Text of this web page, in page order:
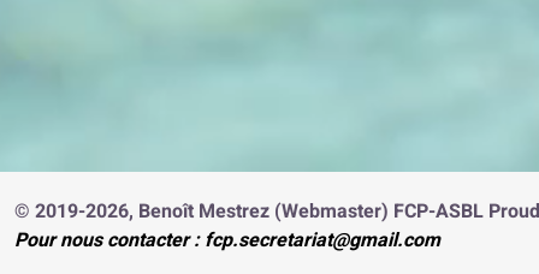
© 2019-2026, Benoît Mestrez (Webmaster) FCP-ASBL
Pour nous contacter :fcp.secretariat@gmail.com